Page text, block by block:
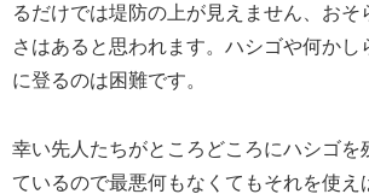
るだけでは堤防の上が見えません、おそ
さはあると思われます。ハシゴや何かし
に登るのは困難です。
幸い先人たちがところどころにハシゴを
ているので最悪何もなくてもそれを使え